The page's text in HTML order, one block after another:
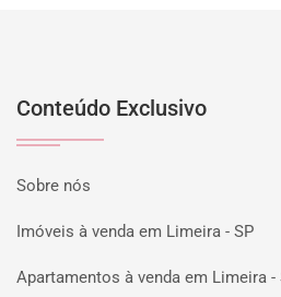
Conteúdo Exclusivo
Sobre nós
Imóveis à venda em Limeira - SP
Apartamentos à venda em Limeira -